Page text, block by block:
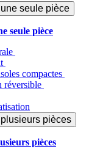
seule pièce
seule pièce
compactes
réversible
pièces
pièces